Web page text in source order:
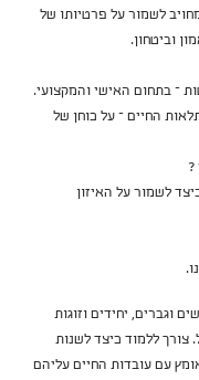
לשמור על פרטיותו של
וביטחון.
החיים – על כוחן של
לשמור על האיזון
וגברים, יחידים וזוגות
ללמוד כיצד לשנות
עם עובדות החיים עליהם